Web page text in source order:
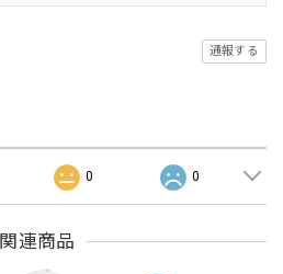
通報する
0 0
関連商品